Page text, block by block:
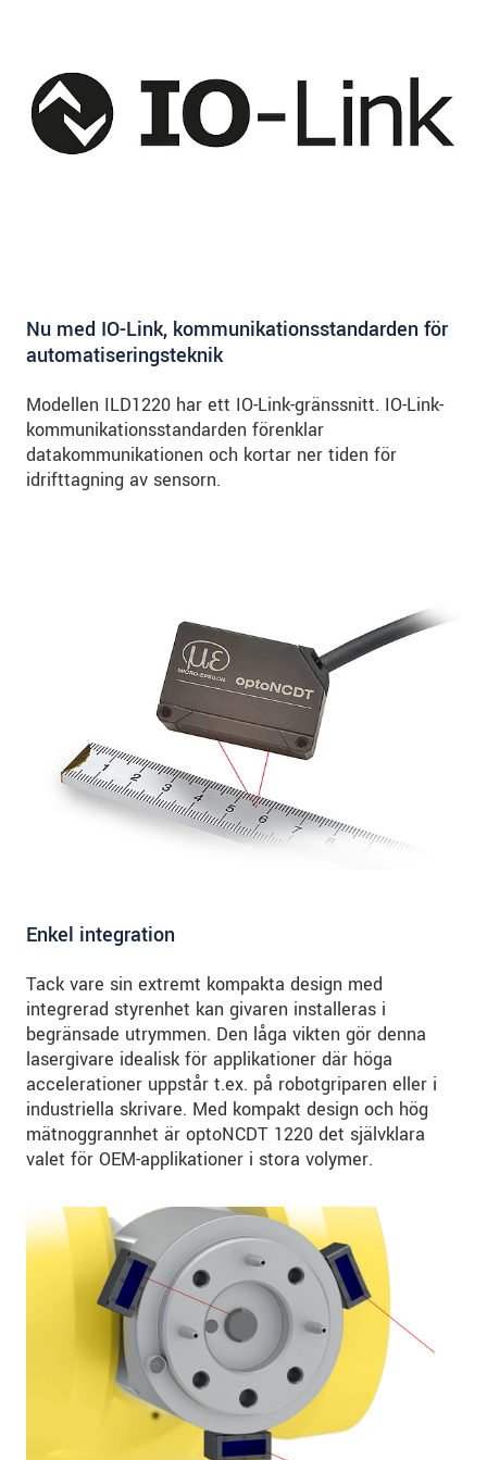
Nu med IO-Link, kommunikationsstandarden för
automatiseringsteknik
Modellen ILD1220 har ett IO-Link-gränssnitt. IO-Link-
kommunikationsstandarden förenklar
datakommunikationen och kortar ner tiden för
idrifttagning av sensorn.
Enkel integration
Tack vare sin extremt kompakta design med
integrerad styrenhet kan givaren installeras i
begränsade utrymmen. Den låga vikten gör denna
lasergivare idealisk för applikationer där höga
accelerationer uppstår t.ex. på robotgriparen eller i
industriella skrivare. Med kompakt design och hög
mätnoggrannhet är optoNCDT 1220 det självklara
valet för OEM-applikationer i stora volymer.